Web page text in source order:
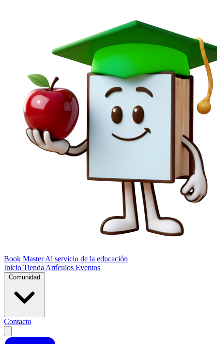
Book Master Al servicio de la educación
Inicio Tienda Artículos Eventos
Comunidad
Contacto